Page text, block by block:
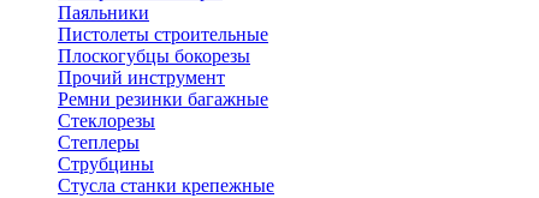
Паяльники
Пистолеты строительные
Плоскогубцы бокорезы
Прочий инструмент
Ремни резинки багажные
Стеклорезы
Степлеры
Струбцины
Стусла станки крепежные